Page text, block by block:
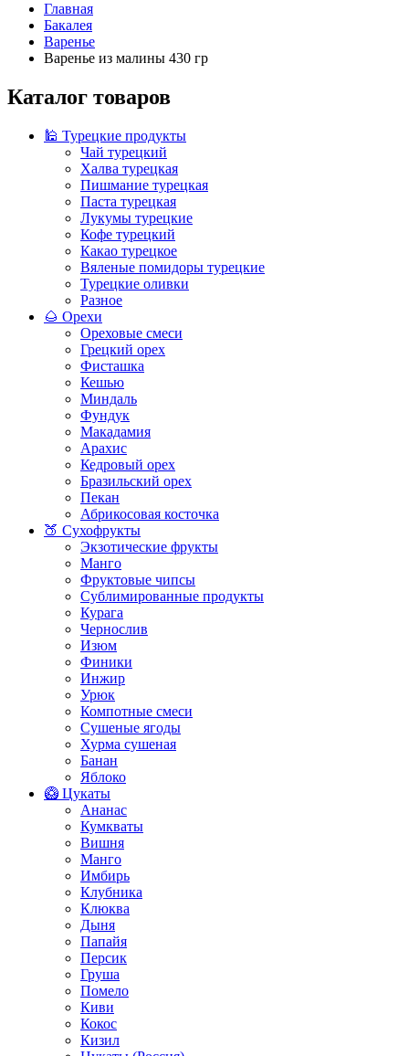
Главная
Бакалея
Варенье
Варенье из малины 430 гр
Каталог товаров
🕌 Турецкие продукты
Чай турецкий
Халва турецкая
Пишмание турецкая
Паста турецкая
Лукумы турецкие
Кофе турецкий
Какао турецкое
Вяленые помидоры турецкие
Турецкие оливки
Разное
🌰 Орехи
Ореховые смеси
Грецкий орех
Фисташка
Кешью
Миндаль
Фундук
Макадамия
Арахис
Кедровый орех
Бразильский орех
Пекан
Абрикосовая косточка
🍑 Сухофрукты
Экзотические фрукты
Манго
Фруктовые чипсы
Сублимированные продукты
Курага
Чернослив
Изюм
Финики
Инжир
Урюк
Компотные смеси
Сушеные ягоды
Хурма сушеная
Банан
Яблоко
🥝 Цукаты
Ананас
Кумкваты
Вишня
Манго
Имбирь
Клубника
Клюква
Дыня
Папайя
Персик
Груша
Помело
Киви
Кокос
Кизил